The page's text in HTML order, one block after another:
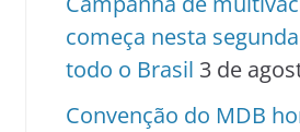
começa nesta
todo o Brasil 3 de
Convenção do MDB